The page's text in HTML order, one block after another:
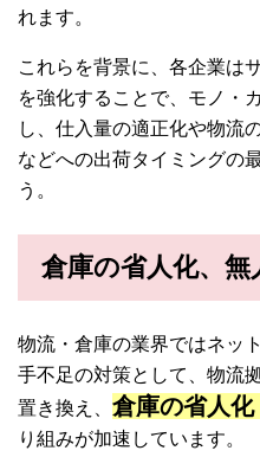
れます。
これらを背景に、各企業は
を強化することで、モノ・
し、仕入量の適正化や物流
などへの出荷タイミングの
う。
倉庫の省人化、無
物流・倉庫の業界ではネッ
手不足の対策として、物流
置き換え、 倉庫の省人
り組みが加速しています。